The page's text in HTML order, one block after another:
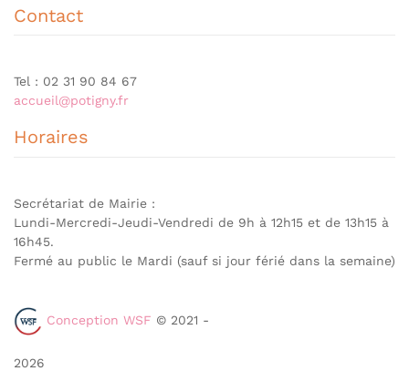
Contact
Tel : 02 31 90 84 67
accueil@potigny.fr
Horaires
Secrétariat de Mairie :
Lundi-Mercredi-Jeudi-Vendredi de 9h à 12h15 et de 13h15 à
16h45.
Fermé au public le Mardi (sauf si jour férié dans la semaine)
Conception WSF © 2021 -
2026